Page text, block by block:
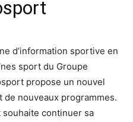
d’information sportive en
sport du Groupe
propose un nouvel
de nouveaux programmes.
continuer sa